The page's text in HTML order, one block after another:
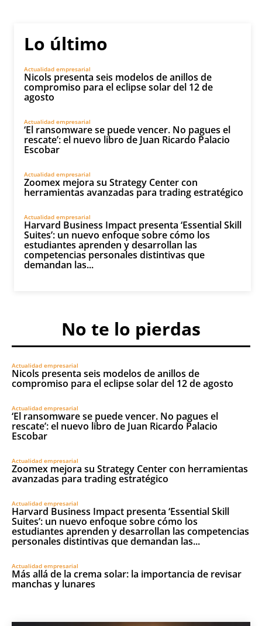
Lo último
Actualidad empresarial
Nicols presenta seis modelos de anillos de
compromiso para el eclipse solar del 12 de
agosto
Actualidad empresarial
‘El ransomware se puede vencer. No pagues el
rescate’: el nuevo libro de Juan Ricardo Palacio
Escobar
Actualidad empresarial
Zoomex mejora su Strategy Center con
herramientas avanzadas para trading estratégico
Actualidad empresarial
Harvard Business Impact presenta ‘Essential Skill
Suites’: un nuevo enfoque sobre cómo los
estudiantes aprenden y desarrollan las
competencias personales distintivas que
demandan las...
No te lo pierdas
Actualidad empresarial
Nicols presenta seis modelos de anillos de
compromiso para el eclipse solar del 12 de agosto
Actualidad empresarial
‘El ransomware se puede vencer. No pagues el
rescate’: el nuevo libro de Juan Ricardo Palacio
Escobar
Actualidad empresarial
Zoomex mejora su Strategy Center con herramientas
avanzadas para trading estratégico
Actualidad empresarial
Harvard Business Impact presenta ‘Essential Skill
Suites’: un nuevo enfoque sobre cómo los
estudiantes aprenden y desarrollan las competencias
personales distintivas que demandan las...
Actualidad empresarial
Más allá de la crema solar: la importancia de revisar
manchas y lunares